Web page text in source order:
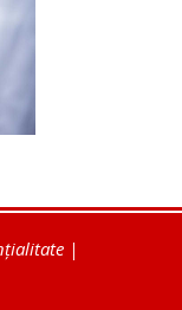
|